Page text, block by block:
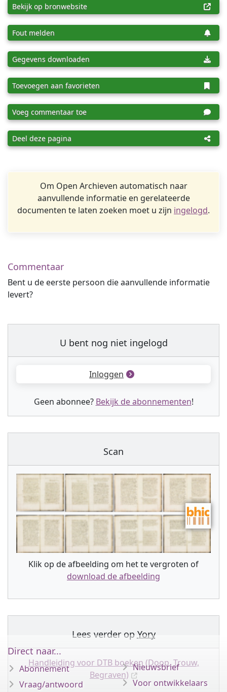
Bekijk op bronwebsite
Fout melden
Gegevens downloaden
Toevoegen aan favorieten
Voeg commentaar toe
Deel deze pagina
Om Open Archieven automatisch naar
aanvullende informatie en gerelateerde
documenten te laten zoeken moet u zijn ingelogd.
Commentaar
Bent u de eerste persoon die aanvullende informatie
levert?
U bent nog niet ingelogd
Inloggen
Geen abonnee? Bekijk de abonnementen!
Scan
Klik op de afbeelding om het te vergroten of
download de afbeelding
Lees verder op Yory
Handleiding voor DTB boeken (Doop, Trouw,
Begraven)
Direct naar...
Abonnement
Vraag/antwoord
Nieuwsbrief
Voor ontwikkelaars